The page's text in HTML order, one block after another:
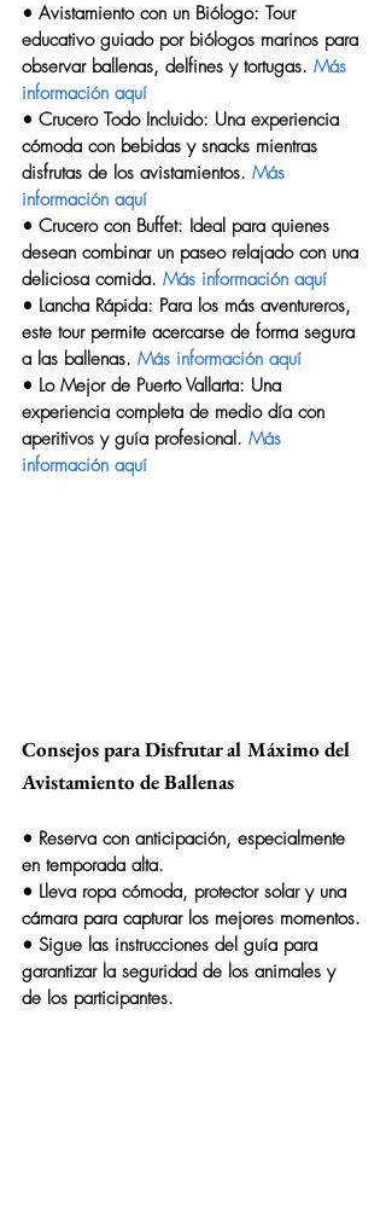
• Avistamiento con un Biólogo: Tour
educativo guiado por biólogos marinos para
observar ballenas, delfines y tortugas. Más
información aquí
• Crucero Todo Incluido: Una experiencia
cómoda con bebidas y snacks mientras
disfrutas de los avistamientos. Más
información aquí
• Crucero con Buffet: Ideal para quienes
desean combinar un paseo relajado con una
deliciosa comida. Más información aquí
• Lancha Rápida: Para los más aventureros,
este tour permite acercarse de forma segura
a las ballenas. Más información aquí
• Lo Mejor de Puerto Vallarta: Una
experiencia completa de medio día con
aperitivos y guía profesional. Más
información aquí
Consejos para Disfrutar al Máximo del
Avistamiento de Ballenas
• Reserva con anticipación, especialmente
en temporada alta.
• Lleva ropa cómoda, protector solar y una
cámara para capturar los mejores momentos.
• Sigue las instrucciones del guía para
garantizar la seguridad de los animales y
de los participantes.